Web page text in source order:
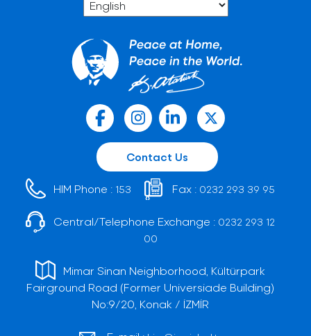
Contact Us
HIM Phone : 153 Fax : 0232 293 39 95
Central/Telephone Exchange : 0232 293 12
00
Mimar Sinan Neighborhood, Kültürpark
Fairground Road (Former Universiade Building)
No:9/20, Konak / İZMİR